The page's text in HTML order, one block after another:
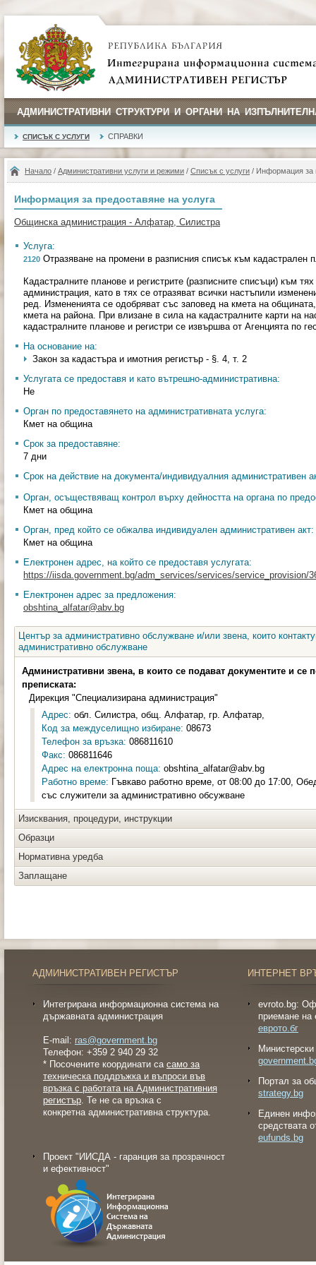
АДМИНИСТРАТИВНИ СТРУКТУРИ И ОРГАНИ НА
СПИСЪК С УСЛУГИ СПРАВКИ
Начало / Административни услуги и режими / Списък с услуги / Информация за
Информация за предоставяне на услуга
Общинска администрация - Алфатар, Силистра
Услуга:
2120 Отразяване на промени в разписния списък към кадастрален
Кадастралните планове и регистрите (разписните списъци) към
администрация, като в тях се отразяват всички настъпили
ред. Измененията се одобряват със заповед на кмета на
кмета на района. При влизане в сила на кадастралните карти на
кадастралните планове и регистри се извършва от Агенцията по
На основание на:
Закон за кадастъра и имотния регистър - §. 4, т. 2
Услугата се предоставя и като вътрешно-административна:
Не
Орган по предоставянето на административната услуга:
Кмет на община
Срок за предоставяне:
7 дни
Срок на действие на документа/индивидуалния административен
Орган, осъществяващ контрол върху дейността на органа по
Кмет на община
Орган, пред който се обжалва индивидуален административен акт:
Кмет на община
Електронен адрес, на който се предоставя услугата:
https://iisda.government.bg/adm_services/services/service_provision/
Електронен адрес за предложения:
obshtina_alfatar@abv.bg
Център за административно обслужване и/или звена, които
административно обслужване
Административни звена, в които се подават документите и се
преписката:
Дирекция "Специализирана администрация"
Адрес: обл. Силистра, общ. Алфатар, гр. Алфатар,
Код за междуселищно избиране: 08673
Телефон за връзка: 086811610
Факс: 086811646
Адрес на електронна поща: obshtina_alfatar@abv.bg
Работно време: Гъвкаво работно време, от 08:00 до 17:00,
със служители за административно обсужване
Изисквания, процедури, инструкции
Образци
Нормативна уредба
Заплащане
АДМИНИСТРАТИВЕН РЕГИСТЪР
Интегрирана информационна система на
държавната администрация
E-mail: ras@government.bg
Телефон: +359 2 940 29 32
* Посочените координати са само за
техническа поддръжка и въпроси във
връзка с работата на Административния
регистър. Те не са връзка с
конкретна административна структура.
Проект "ИИСДА - гаранция за прозрачност
и ефективност"
ИНТЕРНЕТ
evroto.bg:
приемане на
еврото.бг
Портал за
strategy.bg
Eдинен
средствата
eufunds.bg